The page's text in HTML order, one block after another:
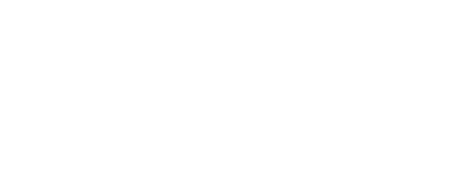
وصفات الطبخ، العلاقة الزوجية، الأبراج، الفن والثقافة،
الشخصية. الموقع مقسم بوضوح إلى أقسام ليسهل التنقل